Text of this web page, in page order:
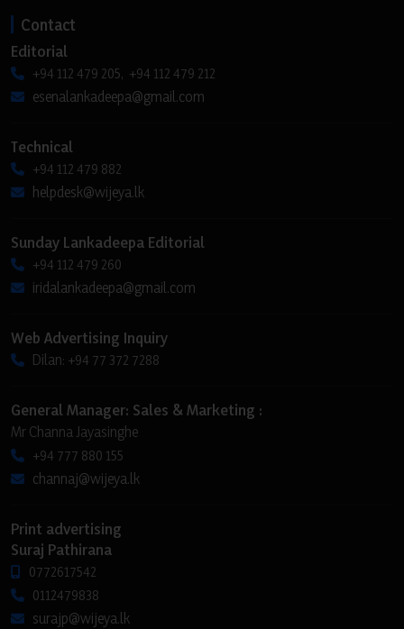
Contact
Editorial
+94 112 479 205, +94 112 479 212
esenalankadeepa@gmail.com
Technical
+94 112 479 882
helpdesk@wijeya.lk
Sunday Lankadeepa Editorial
+94 112 479 260
iridalankadeepa@gmail.com
Web Advertising Inquiry
Dilan: +94 77 372 7288
General Manager: Sales & Marketing :
Mr Channa Jayasinghe
+94 777 880 155
channaj@wijeya.lk
Print advertising
Suraj Pathirana
0772617542
0112479838
surajp@wijeya.lk